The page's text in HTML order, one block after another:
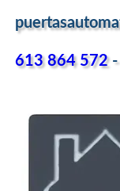
613 864 572-